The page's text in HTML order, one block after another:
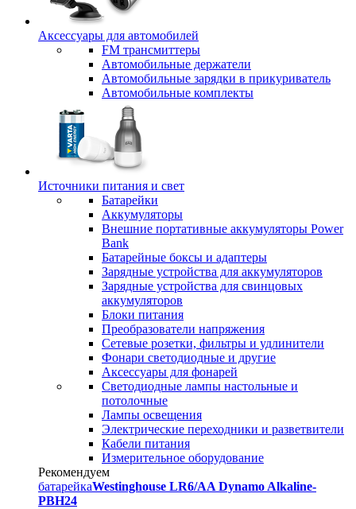
Аксессуары для автомобилей
FM трансмиттеры
Автомобильные держатели
Автомобильные зарядки в прикуриватель
Автомобильные комплекты
Источники питания и свет
Батарейки
Аккумуляторы
Внешние портативные аккумуляторы Power
Bank
Батарейные боксы и адаптеры
Зарядные устройства для аккумуляторов
Зарядные устройства для свинцовых
аккумуляторов
Блоки питания
Преобразователи напряжения
Сетевые розетки, фильтры и удлинители
Фонари светодиодные и другие
Аксессуары для фонарей
Светодиодные лампы настольные и
потолочные
Лампы освещения
Электрические переходники и разветвители
Кабели питания
Измерительное оборудование
Рекомендуем
батарейкаWestinghouse LR6/AA Dynamo Alkaline-
PBH24